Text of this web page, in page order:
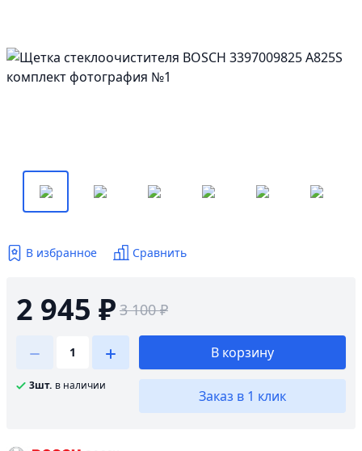
В избранное Сравнить
2 945 ₽ 3 100 ₽
3шт. в наличии
В корзину
Заказ в 1 клик